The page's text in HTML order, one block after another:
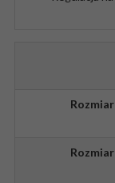
Rozmiar
Rozmiar